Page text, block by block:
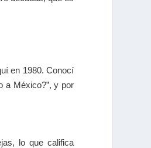
en 1980. Conocí
a México?”, y por
lo que califica